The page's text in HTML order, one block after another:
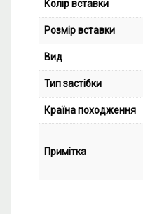
Колір вставки
Розмір вставки
Вид
Тип застібки
Країна походження
Примітка